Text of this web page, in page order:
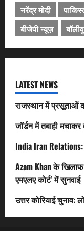
नरेंद्र मोदी
बीजेपी न्यूज़
LATEST NEWS
राजस्थान में प्रसूताओं
जॉर्डन में तबाही मचाकर
India Iran
Azam Khan के
एमएलए कोर्ट’ में सुनवाई
उत्तर कोरियाई चुनाव: